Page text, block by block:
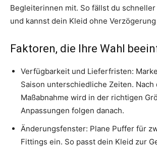
Begleiterinnen mit. So fällst du
und kannst dein Kleid ohne
Faktoren, die Ihre Wahl
Verfügbarkeit und Lieferfristen:
Saison unterschiedliche Zeiten. Nach
Maßabnahme wird in der richtigen
Anpassungen folgen danach.
Änderungsfenster: Plane Puffer für
Fittings ein. So passt dein Kleid zur